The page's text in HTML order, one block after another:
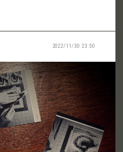
2022/11/30 23:50